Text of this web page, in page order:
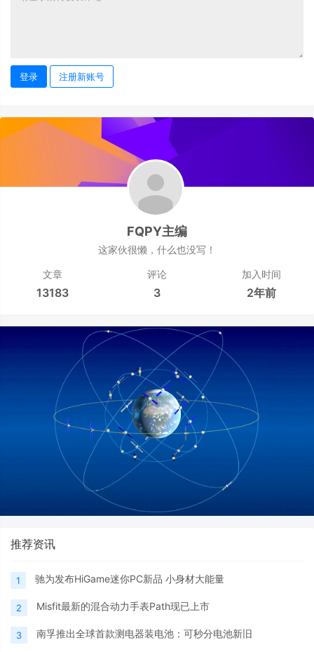
登录 注册新账号
FQPY主编
这家伙很懒，什么也没写！
文章
13183
评论
3
加入时间
2年前
推荐资讯
1 驰为发布HiGame迷你PC新品 小身材大能量
2 Misfit最新的混合动力手表Path现已上市
3 南孚推出全球首款测电器装电池：可秒分电池新旧